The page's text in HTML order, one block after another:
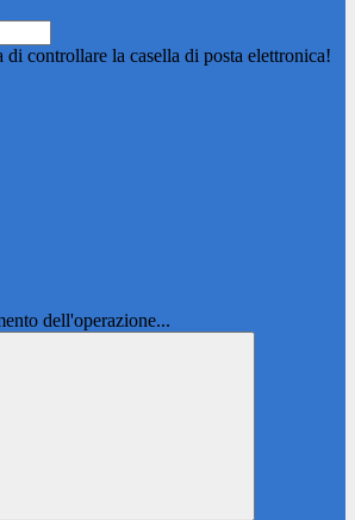
controllare la casella di posta elettronica!
dell'operazione...